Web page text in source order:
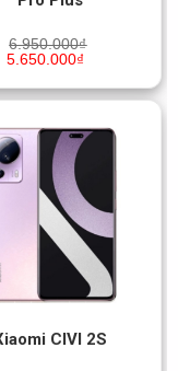
6.950.000₫
5.650.000₫
CIVI 2S